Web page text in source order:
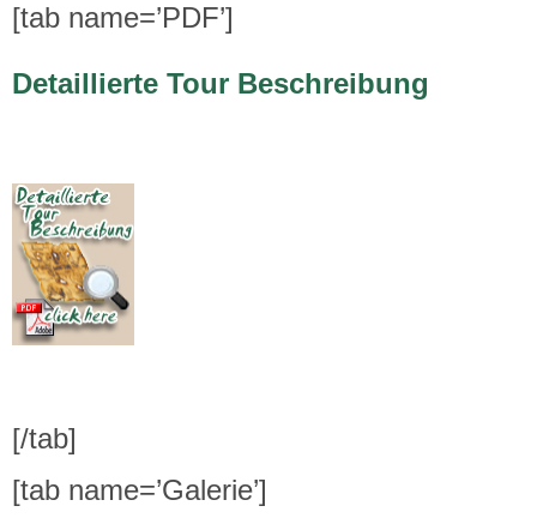
[tab name=’PDF’]
Detaillierte Tour Beschreibung
[/tab]
[tab name=’Galerie’]